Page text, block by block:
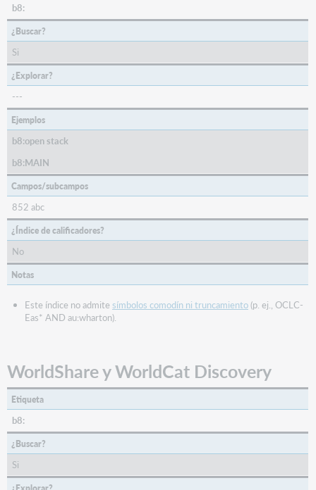
b8:
¿Buscar?
Si
¿Explorar?
---
Ejemplos
b8:open stack
b8:MAIN
Campos/subcampos
852 abc
¿Índice de calificadores?
No
Notas
Este índice no admite símbolos comodín ni truncamiento(p. ej., OCLC-
Eas* AND au:wharton).
WorldShare y WorldCat Discovery
Etiqueta
b8:
¿Buscar?
Si
¿Explorar?